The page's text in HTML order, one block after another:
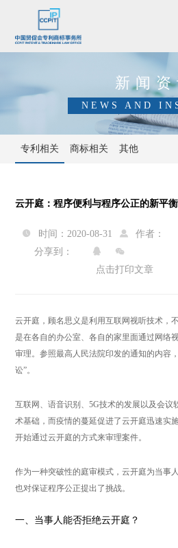
新闻
NEWS AND
专利相关 商标相关 其他
云开庭：程序便利与程序公正的新平衡
 时间：2020-08-31 
作者：
分享到：
 
点击打印文章
云开庭，顾名思义是利用互联网视听技术，
是在各自的办公室、各自的家里面通过网络
审理。参照最高人民法院印发的通知的内容
讼”。
互联网、语音识别、5G技术的发展以及会议
术基础，而疫情的蔓延促进了云开庭迅速实
开始通过云开庭的方式来审理案件。
作为一种突破性的庭审模式，云开庭为当事
也对保证程序公正提出了挑战。
一、当事人能否拒绝云开庭？